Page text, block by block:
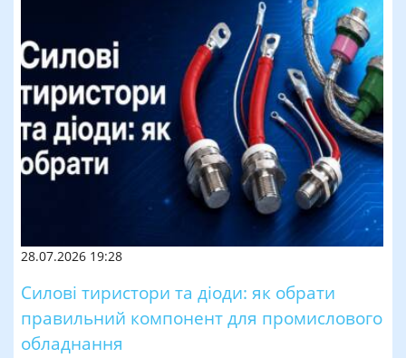
28.07.2026 19:28
Силові тиристори та діоди: як обрати
правильний компонент для промислового
обладнання